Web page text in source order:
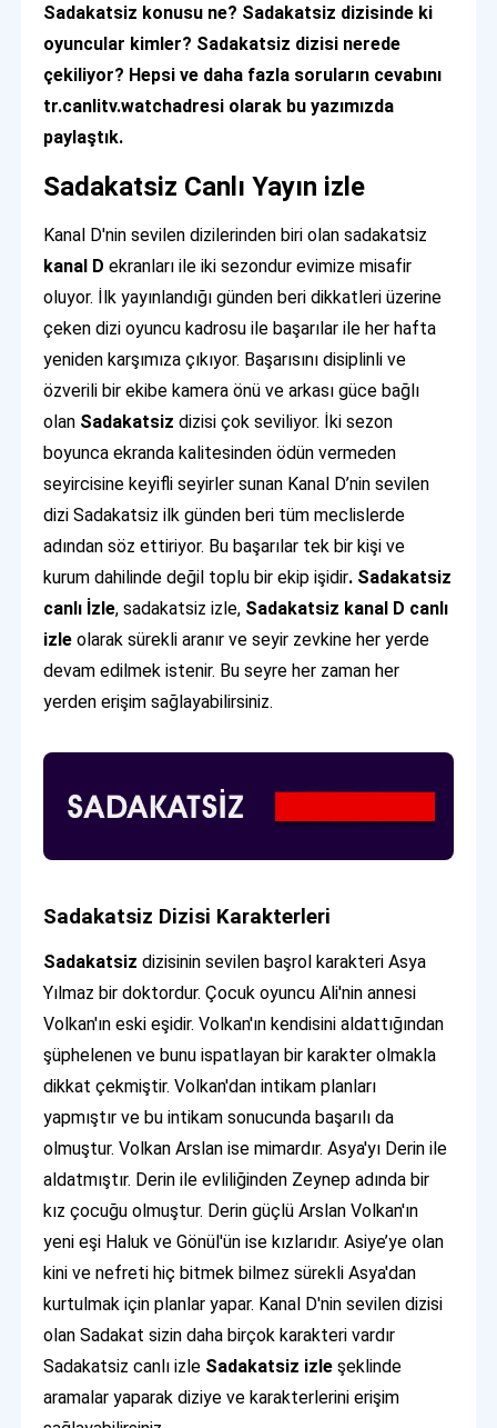
Sadakatsiz konusu ne? Sadakatsiz dizisinde ki
oyuncular kimler? Sadakatsiz dizisi nerede
çekiliyor? Hepsi ve daha fazla soruların cevabını
tr.canlitv.watchadresi olarak bu yazımızda
paylaştık.
Sadakatsiz Canlı Yayın izle
Kanal D'nin sevilen dizilerinden biri olan sadakatsiz
kanal D ekranları ile iki sezondur evimize misafir
oluyor. İlk yayınlandığı günden beri dikkatleri üzerine
çeken dizi oyuncu kadrosu ile başarılar ile her hafta
yeniden karşımıza çıkıyor. Başarısını disiplinli ve
özverili bir ekibe kamera önü ve arkası güce bağlı
olan Sadakatsiz dizisi çok seviliyor. İki sezon
boyunca ekranda kalitesinden ödün vermeden
seyircisine keyifli seyirler sunan Kanal D’nin sevilen
dizi Sadakatsiz ilk günden beri tüm meclislerde
adından söz ettiriyor. Bu başarılar tek bir kişi ve
kurum dahilinde değil toplu bir ekip işidir. Sadakatsiz
canlı İzle, sadakatsiz izle, Sadakatsiz kanal D canlı
izle olarak sürekli aranır ve seyir zevkine her yerde
devam edilmek istenir. Bu seyre her zaman her
yerden erişim sağlayabilirsiniz.
Sadakatsiz Dizisi Karakterleri
Sadakatsiz dizisinin sevilen başrol karakteri Asya
Yılmaz bir doktordur. Çocuk oyuncu Ali'nin annesi
Volkan'ın eski eşidir. Volkan'ın kendisini aldattığından
şüphelenen ve bunu ispatlayan bir karakter olmakla
dikkat çekmiştir. Volkan'dan intikam planları
yapmıştır ve bu intikam sonucunda başarılı da
olmuştur. Volkan Arslan ise mimardır. Asya'yı Derin ile
aldatmıştır. Derin ile evliliğinden Zeynep adında bir
kız çocuğu olmuştur. Derin güçlü Arslan Volkan'ın
yeni eşi Haluk ve Gönül'ün ise kızlarıdır. Asiye’ye olan
kini ve nefreti hiç bitmek bilmez sürekli Asya'dan
kurtulmak için planlar yapar. Kanal D'nin sevilen dizisi
olan Sadakat sizin daha birçok karakteri vardır
Sadakatsiz canlı izle Sadakatsiz izle şeklinde
aramalar yaparak diziye ve karakterlerini erişim